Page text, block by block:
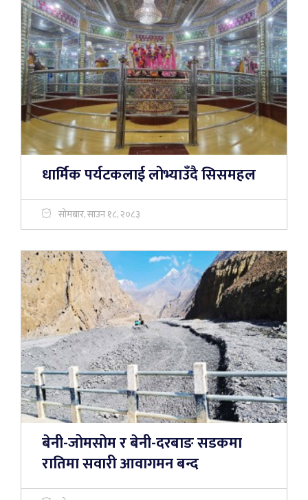
धार्मिक पर्यटकलाई लोभ्याउँदै सिसमहल
सोमबार, साउन १८, २०८३
बेनी-जोमसोम र बेनी-दरबाङ सडकमा
रातिमा सवारी आवागमन बन्द